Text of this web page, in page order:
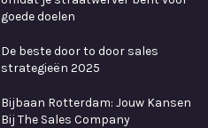
goede doelen
De beste door to door sales
strategieën 2025
Bijbaan Rotterdam: Jouw Kansen
Bij The Sales Company